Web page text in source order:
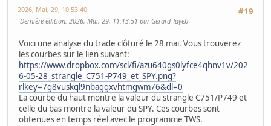
#19
2026, Mai, 29, 10:53:40
Dernière édition: 2026, Mai, 29, 11:13:51 par Gérard Tayeb
Voici une analyse du trade clôturé le 28 mai. Vous trouverez
les courbes sur le lien suivant:
https://www.dropbox.com/scl/fi/azu640gs0lyfce4qhnv1v/202
6-05-28_strangle_C751-P749_et_SPY.png?
rlkey=7g8vuskql9nbaggxvhtmgwm76&dl=0
La courbe du haut montre la valeur du strangle C751/P749 et
celle du bas montre la valeur du SPY. Ces courbes sont
obtenues en temps réel avec le programme TWS.